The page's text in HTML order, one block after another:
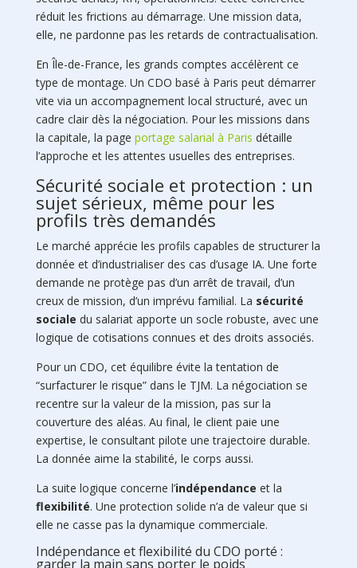
réduit les frictions au démarrage. Une mission data,
elle, ne pardonne pas les retards de contractualisation.
En Île-de-France, les grands comptes accélèrent ce
type de montage. Un CDO basé à Paris peut démarrer
vite via un accompagnement local structuré, avec un
cadre clair dès la négociation. Pour les missions dans
la capitale, la page portage salarial à Paris détaille
l’approche et les attentes usuelles des entreprises.
Sécurité sociale et protection : un
sujet sérieux, même pour les
profils très demandés
Le marché apprécie les profils capables de structurer la
donnée et d’industrialiser des cas d’usage IA. Une forte
demande ne protège pas d’un arrêt de travail, d’un
creux de mission, d’un imprévu familial. La sécurité
sociale du salariat apporte un socle robuste, avec une
logique de cotisations connues et des droits associés.
Pour un CDO, cet équilibre évite la tentation de
“surfacturer le risque” dans le TJM. La négociation se
recentre sur la valeur de la mission, pas sur la
couverture des aléas. Au final, le client paie une
expertise, le consultant pilote une trajectoire durable.
La donnée aime la stabilité, le corps aussi.
La suite logique concerne l’indépendance et la
flexibilité. Une protection solide n’a de valeur que si
elle ne casse pas la dynamique commerciale.
Indépendance et flexibilité du CDO porté :
garder la main sans porter le poids